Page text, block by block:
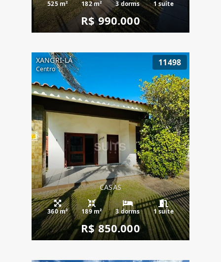
525 m² 182 m² 3 dorms 1 suíte
R$ 990.000
XANGRI-LÁ
Centro
11498
CASAS
360 m² 189 m² 3 dorms 1 suíte
R$ 850.000